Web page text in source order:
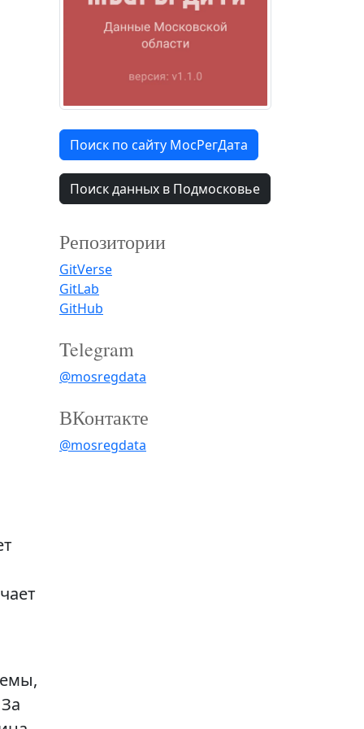
Поиск по сайту МосРегДата
Поиск данных в Подмосковье
Репозитории
GitVerse
GitLab
GitHub
Telegram
@mosregdata
ВКонтакте
@mosregdata